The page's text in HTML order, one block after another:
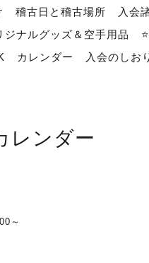
稽古日と稽古場所 入会
ジナルグッズ＆空手用品
カレンダー 入会のしお
レンダー
～